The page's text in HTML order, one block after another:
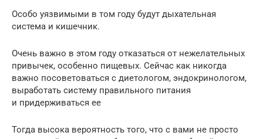
Особо уязвимыми в том году будут дыхательная
система и кишечник.
Очень важно в этом году отказаться от нежелательных
привычек, особенно пищевых. Сейчас как никогда
важно посоветоваться с диетологом, эндокринологом,
выработать систему правильного питания
и придерживаться ее
Тогда высока вероятность того, что с вами не просто